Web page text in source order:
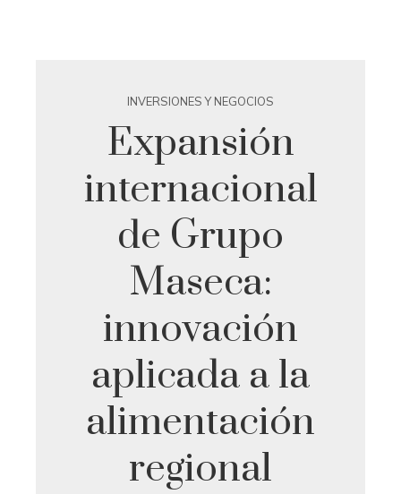
INVERSIONES Y NEGOCIOS
Expansión
internacional
de Grupo
Maseca:
innovación
aplicada a la
alimentación
regional